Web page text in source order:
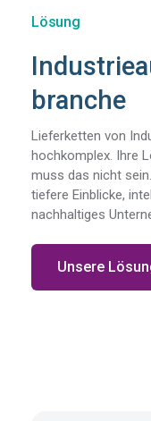
Lösung
branche
Lieferketten von
hochkomplex. Ihre
muss das nicht
tiefere Einblicke,
nachhaltiges
Unsere